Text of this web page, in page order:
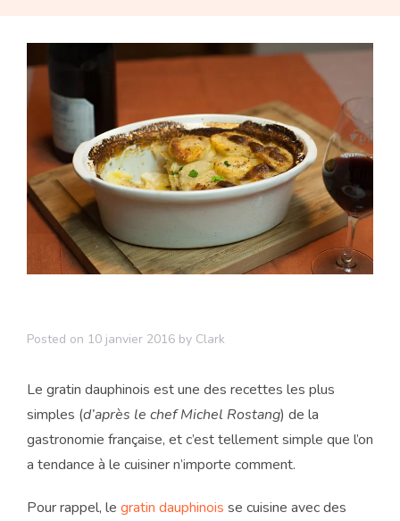
Posted on 10 janvier 2016 by Clark
Le gratin dauphinois est une des recettes les plus
simples (d’après le chef Michel Rostang) de la
gastronomie française, et c’est tellement simple que l’on
a tendance à le cuisiner n’importe comment.
Pour rappel, le gratin dauphinois se cuisine avec des